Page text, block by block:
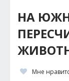
НА
Мне